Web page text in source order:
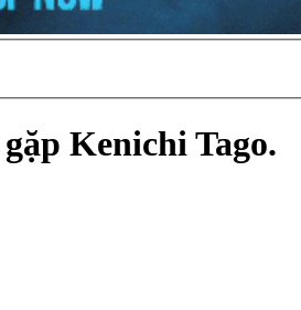
Kenichi Tago.